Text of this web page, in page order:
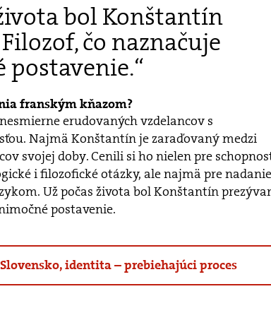
bol Konštantín
čo naznačuje
franským kňazom?
erudovaných vzdelancov s
Najmä Konštantín je zaraďovaný medzi
svojej doby. Cenili si ho nielen pre
i filozofické otázky, ale najmä pre nadanie
Už počas života bol Konštantín
postavenie.
identita – prebiehajúci proces